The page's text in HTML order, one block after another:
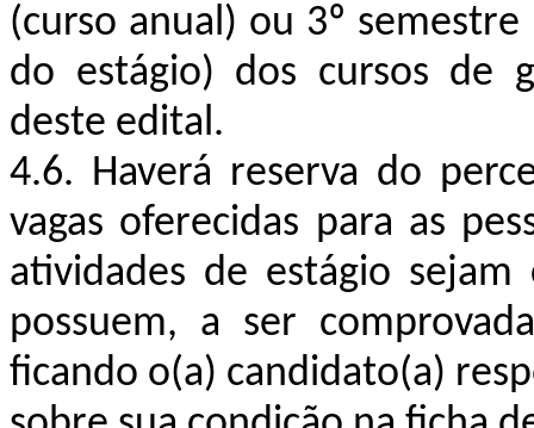
(curso anual) ou 3º
do estágio) dos cursos de
deste edital.
4.6. Haverá reserva do
vagas oferecidas para as
atividades de estágio
possuem, a ser
ficando o(a) candidato(a)